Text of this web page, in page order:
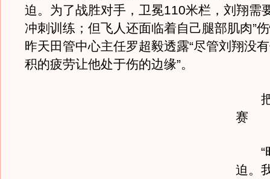
迫。为了战胜对手，卫冕110米栏，刘翔需
冲刺训练；但飞人还面临着自己腿部肌肉”
昨天田管中心主任罗超毅透露“尽管刘翔没
积的疲劳让他处于伤的边缘”。
把
赛
“时
迫。